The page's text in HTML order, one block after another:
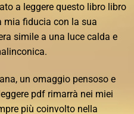
a leggere questo libro libro
mia fiducia con la sua
simile a una luce calda e
un omaggio pensoso e
pdf rimarrà nei miei
più coinvolto nella